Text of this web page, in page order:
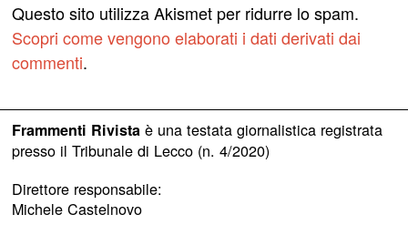
Questo sito utilizza Akismet per ridurre lo spam.
Scopri come vengono elaborati i dati derivati dai
commenti.
Frammenti Rivistaè una testata giornalistica registrata
presso il Tribunale di Lecco (n. 4/2020)
Direttore responsabile:
Michele Castelnovo